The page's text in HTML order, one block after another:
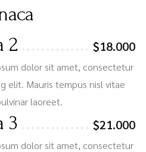
2 $18.000
dolor sit amet, consectetur
elit. Mauris tempus nisl vitae
laoreet.
3 $21.000
dolor sit amet, consectetur